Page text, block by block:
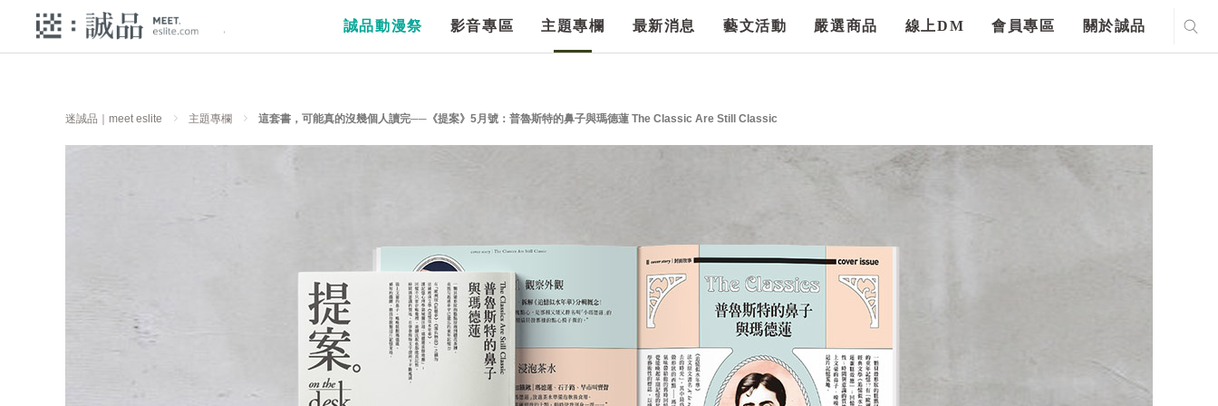
誠品動漫祭 影音專區 主題專欄 最新消息 藝文活動 嚴選商品 線上DM 會員專區 關於誠品
迷誠品｜meet eslite 主題專欄 這套書，可能真的沒幾個人讀完──《提案》5月號：普魯斯特的鼻子與瑪德蓮 The Classic Are Still Classic